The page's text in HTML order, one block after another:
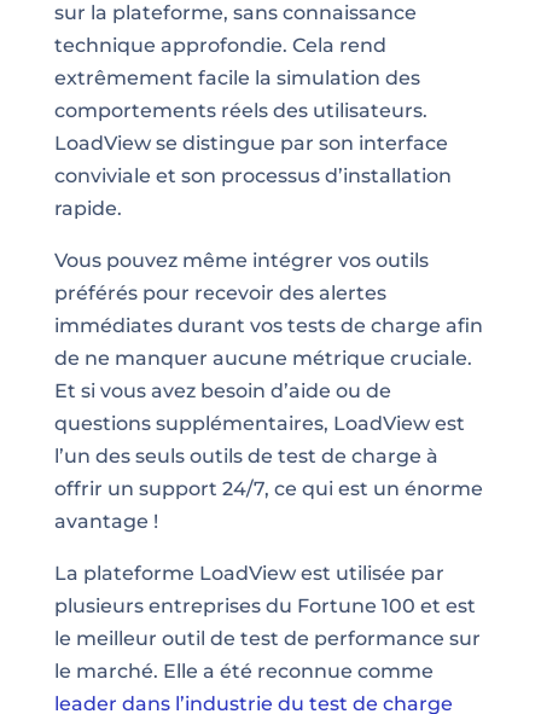
sur la plateforme, sans connaissance
technique approfondie. Cela rend
extrêmement facile la simulation des
comportements réels des utilisateurs.
LoadView se distingue par son interface
conviviale et son processus d’installation
rapide.
Vous pouvez même intégrer vos outils
préférés pour recevoir des alertes
immédiates durant vos tests de charge afin
de ne manquer aucune métrique cruciale.
Et si vous avez besoin d’aide ou de
questions supplémentaires, LoadView est
l’un des seuls outils de test de charge à
offrir un support 24/7, ce qui est un énorme
avantage !
La plateforme LoadView est utilisée par
plusieurs entreprises du Fortune 100 et est
le meilleur outil de test de performance sur
le marché. Elle a été reconnue comme
leader dans l’industrie du test de charge